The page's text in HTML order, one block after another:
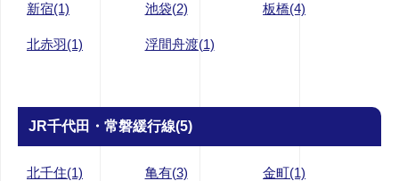
新宿(1) 池袋(2) 板橋(4)
北赤羽(1) 浮間舟渡(1)
JR千代田・常磐緩行線(5)
北千住(1) 亀有(3) 金町(1)